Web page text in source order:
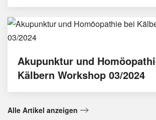
Akupunktur und
Kälbern Workshop 03/2024
Alle Artikel anzeigen